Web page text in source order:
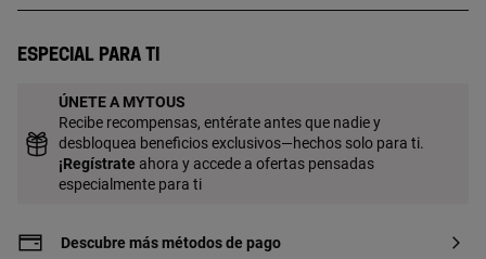
Especial para ti
ÚNETE A MYTOUS
Recibe recompensas, entérate antes que nadie y
desbloquea beneficios exclusivos—hechos solo para ti.
¡Regístrate ahora y accede a ofertas pensadas
especialmente para ti
Descubre más métodos de pago